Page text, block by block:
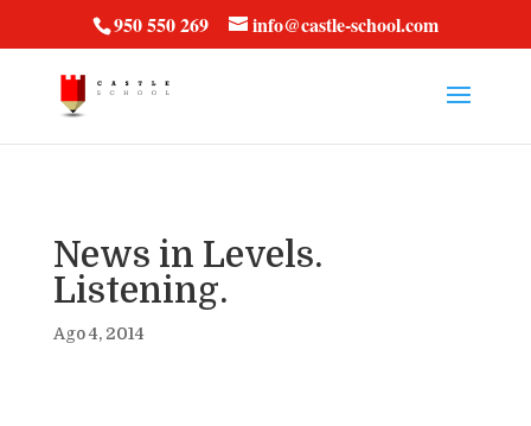
950 550 269 info@castle-school.com
News in Levels.
Listening.
Ago 4, 2014